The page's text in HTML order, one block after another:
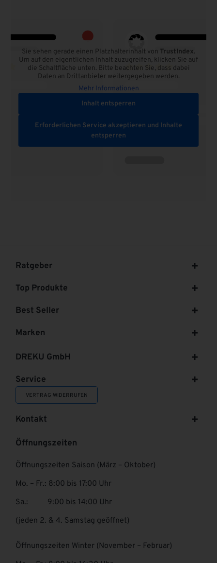
Sie sehen gerade einen Platzhalterinhalt von TrustIndex.
Um auf den eigentlichen Inhalt zuzugreifen, klicken Sie auf
die Schaltfläche unten. Bitte beachten Sie, dass dabei
Daten an Drittanbieter weitergegeben werden.
Mehr Informationen
Inhalt entsperren
Erforderlichen Service akzeptieren und Inhalte
entsperren
Ratgeber
Top Produkte
Best Seller
Marken
DREKU GmbH
Service
VERTRAG WIDERRUFEN
Kontakt
Öffnungszeiten
Öffnungszeiten Saison (März – Oktober)
Mo. – Fr.: 8:00 bis 17:00 Uhr
Sa.: 9:00 bis 14:00 Uhr
(jeden 2. & 4. Samstag geöffnet)
Öffnungszeiten Winter (November – Februar)